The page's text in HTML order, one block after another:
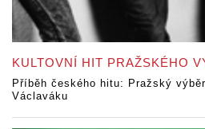
KULTOVNÍ HIT PRAŽSKÉHO
Příběh českého hitu: Pražský
Václaváku